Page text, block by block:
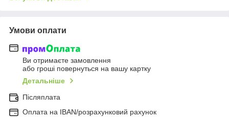
Умови оплати
Ви отримаєте замовлення
або гроші повернуться на вашу картку
Детальніше
Післяплата
Оплата на IBAN/розрахунковий рахунок